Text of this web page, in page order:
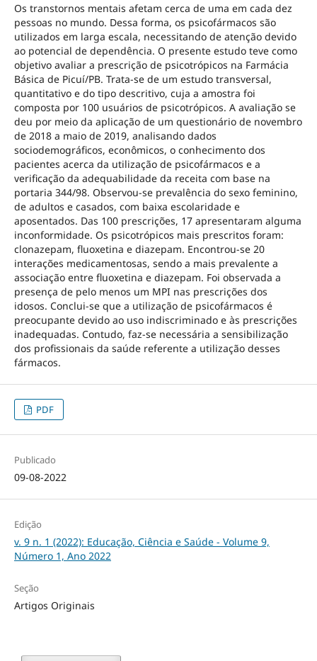
Os transtornos mentais afetam cerca de uma em cada dez
pessoas no mundo. Dessa forma, os psicofármacos são
utilizados em larga escala, necessitando de atenção devido
ao potencial de dependência. O presente estudo teve como
objetivo avaliar a prescrição de psicotrópicos na Farmácia
Básica de Picuí/PB. Trata-se de um estudo transversal,
quantitativo e do tipo descritivo, cuja a amostra foi
composta por 100 usuários de psicotrópicos. A avaliação se
deu por meio da aplicação de um questionário de novembro
de 2018 a maio de 2019, analisando dados
sociodemográficos, econômicos, o conhecimento dos
pacientes acerca da utilização de psicofármacos e a
verificação da adequabilidade da receita com base na
portaria 344/98. Observou-se prevalência do sexo feminino,
de adultos e casados, com baixa escolaridade e
aposentados. Das 100 prescrições, 17 apresentaram alguma
inconformidade. Os psicotrópicos mais prescritos foram:
clonazepam, fluoxetina e diazepam. Encontrou-se 20
interações medicamentosas, sendo a mais prevalente a
associação entre fluoxetina e diazepam. Foi observada a
presença de pelo menos um MPI nas prescrições dos
idosos. Conclui-se que a utilização de psicofármacos é
preocupante devido ao uso indiscriminado e às prescrições
inadequadas. Contudo, faz-se necessária a sensibilização
dos profissionais da saúde referente a utilização desses
fármacos.
PDF
Publicado
09-08-2022
Edição
v. 9 n. 1 (2022): Educação, Ciência e Saúde - Volume 9,
Número 1, Ano 2022
Seção
Artigos Originais